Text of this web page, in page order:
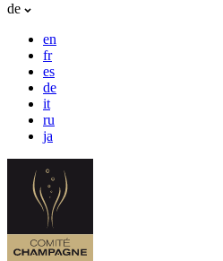
de
en
fr
es
de
it
ru
ja